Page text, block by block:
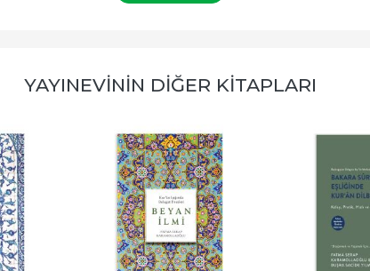
YAYINEVININ DIĞER KITAPLARI